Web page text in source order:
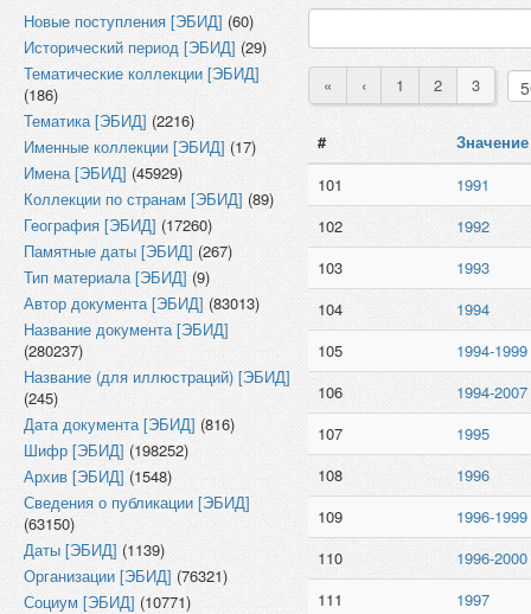
Новые поступления [ЭБИД] (60)
Исторический период [ЭБИД] (29)
Тематические коллекции [ЭБИД]
(186)
Тематика [ЭБИД] (2216)
Именные коллекции [ЭБИД] (17)
Имена [ЭБИД] (45929)
Коллекции по странам [ЭБИД] (89)
География [ЭБИД] (17260)
Памятные даты [ЭБИД] (267)
Тип материала [ЭБИД] (9)
Автор документа [ЭБИД] (83013)
Название документа [ЭБИД]
(280237)
Название (для иллюстраций) [ЭБИД]
(245)
Дата документа [ЭБИД] (816)
Шифр [ЭБИД] (198252)
Архив [ЭБИД] (1548)
Сведения о публикации [ЭБИД]
(63150)
Даты [ЭБИД] (1139)
Организации [ЭБИД] (76321)
Социум [ЭБИД] (10771)
« ‹ 1 2 3
# Значение
101
1991
102
1992
103
1993
104
1994
105
1994-1999
106
1994-2007
107
1995
108
1996
109
1996-1999
110
1996-2000
111
1997